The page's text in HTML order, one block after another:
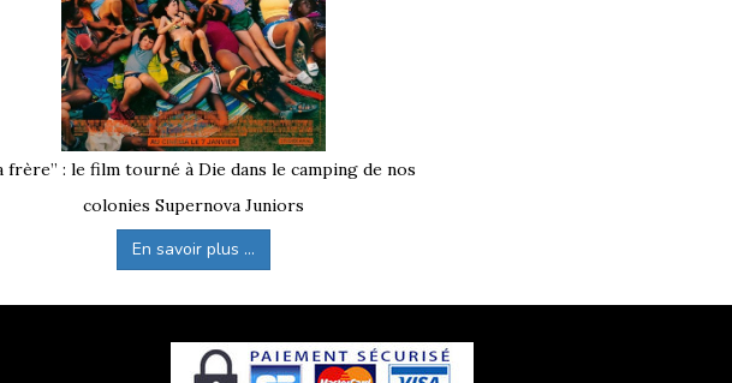
frère” : le film tourné à Die dans le camping de nos
colonies Supernova Juniors
En savoir plus ...